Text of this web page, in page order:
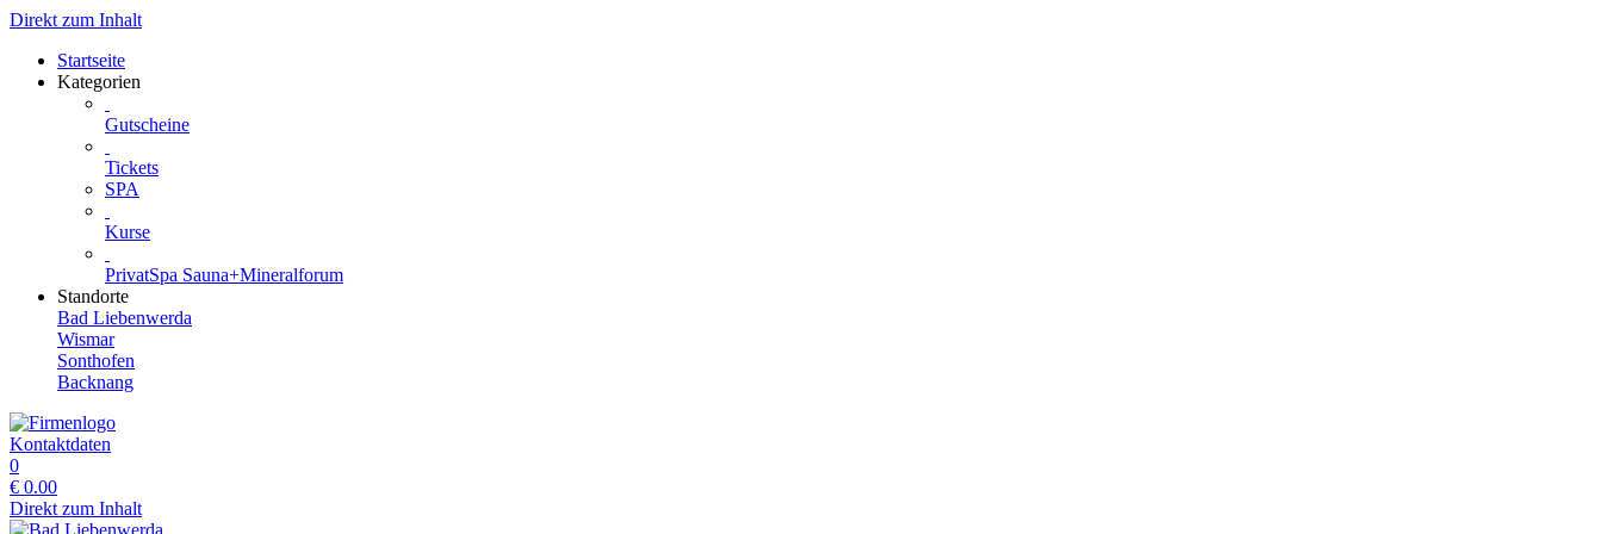
Direkt zum Inhalt
Startseite
Kategorien
Gutscheine
Tickets
SPA
Kurse
PrivatSpa Sauna+Mineralforum
Standorte
Bad Liebenwerda
Wismar
Sonthofen
Backnang
Kontaktdaten
0
€ 0.00
Direkt zum Inhalt